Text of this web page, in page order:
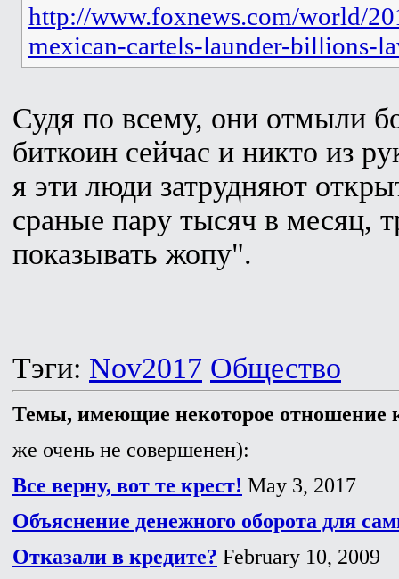
http://www.foxnews.com/world/
mexican-cartels-launder-billions-
Судя по всему, они отмыли
биткоин сейчас и никто из
я эти люди затрудняют
сраные пару тысяч в месяц,
показывать жопу".
Тэги: Nov2017 Общество
Темы, имеющие некоторое отношение
же очень не совершенен):
Все верну, вот те крест! May 3, 2017
Объяснение денежного оборота для
Отказали в кредите? February 10, 2009